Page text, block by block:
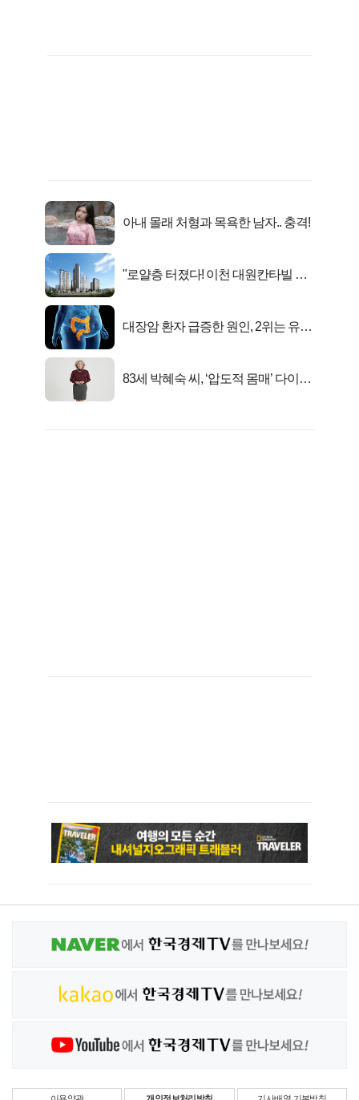
아내 몰래 처형과 목욕한 남자.. 충격!
"로얄층 터졌다! 이천 대원칸타빌 잔
대장암 환자 급증한 원인, 2위는 유산
83세 박혜숙 씨, ‘압도적 몸매’ 다이어